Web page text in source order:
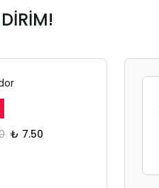
₺ 7.50